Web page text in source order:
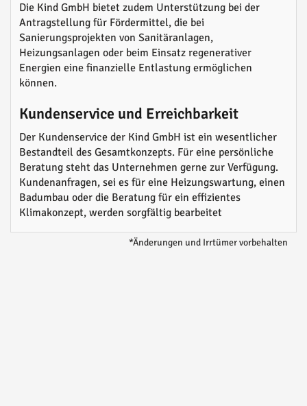
Die Kind GmbH bietet zudem Unterstützung bei der
Antragstellung für Fördermittel, die bei
Sanierungsprojekten von Sanitäranlagen,
Heizungsanlagen oder beim Einsatz regenerativer
Energien eine finanzielle Entlastung ermöglichen
können.
Kundenservice und Erreichbarkeit
Der Kundenservice der Kind GmbH ist ein wesentlicher
Bestandteil des Gesamtkonzepts. Für eine persönliche
Beratung steht das Unternehmen gerne zur Verfügung.
Kundenanfragen, sei es für eine Heizungswartung, einen
Badumbau oder die Beratung für ein effizientes
Klimakonzept, werden sorgfältig bearbeitet
*Änderungen und Irrtümer vorbehalten